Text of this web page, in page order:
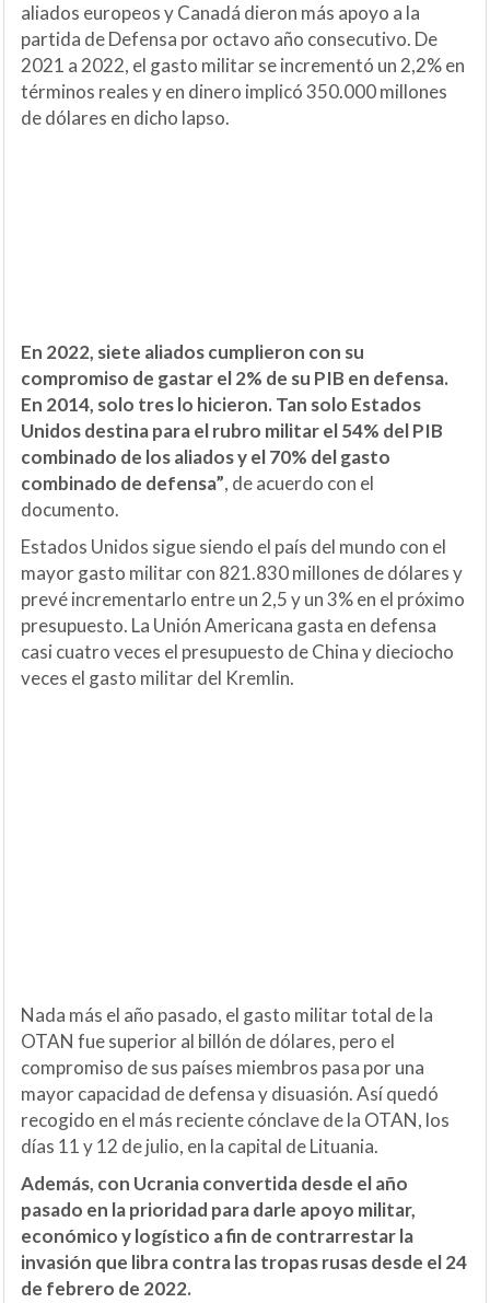
aliados europeos y Canadá dieron más apoyo a la
partida de Defensa por octavo año consecutivo. De
2021 a 2022, el gasto militar se incrementó un 2,2% en
términos reales y en dinero implicó 350.000 millones
de dólares en dicho lapso.
En 2022, siete aliados cumplieron con su
compromiso de gastar el 2% de su PIB en defensa.
En 2014, solo tres lo hicieron. Tan solo Estados
Unidos destina para el rubro militar el 54% del PIB
combinado de los aliados y el 70% del gasto
combinado de defensa”, de acuerdo con el
documento.
Estados Unidos sigue siendo el país del mundo con el
mayor gasto militar con 821.830 millones de dólares y
prevé incrementarlo entre un 2,5 y un 3% en el próximo
presupuesto. La Unión Americana gasta en defensa
casi cuatro veces el presupuesto de China y dieciocho
veces el gasto militar del Kremlin.
Nada más el año pasado, el gasto militar total de la
OTAN fue superior al billón de dólares, pero el
compromiso de sus países miembros pasa por una
mayor capacidad de defensa y disuasión. Así quedó
recogido en el más reciente cónclave de la OTAN, los
días 11 y 12 de julio, en la capital de Lituania.
Además, con Ucrania convertida desde el año
pasado en la prioridad para darle apoyo militar,
económico y logístico a fin de contrarrestar la
invasión que libra contra las tropas rusas desde el 24
de febrero de 2022.